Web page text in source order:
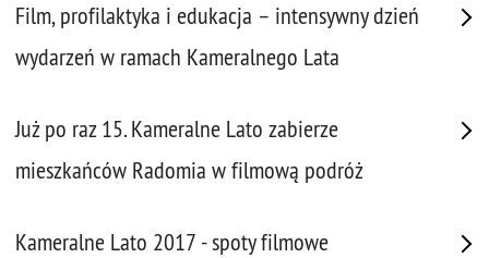
Film, profilaktyka i edukacja – intensywny dzień
wydarzeń w ramach Kameralnego Lata
Już po raz 15. Kameralne Lato zabierze
mieszkańców Radomia w filmową podróż
Kameralne Lato 2017 - spoty filmowe